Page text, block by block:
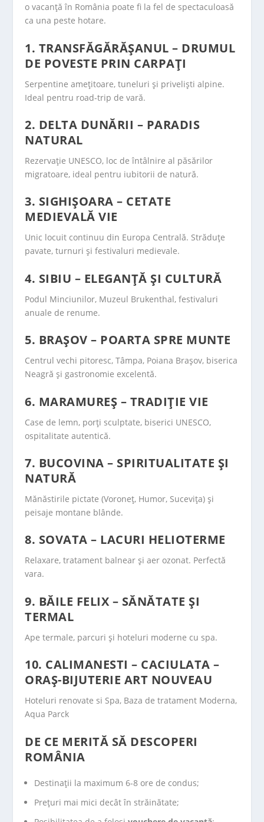
o vacanță în România poate fi la fel de spectaculoasă
ca una peste hotare.
1. TRANSFĂGĂRĂȘANUL – DRUMUL
DE POVESTE PRIN CARPAȚI
Serpentine amețitoare, tuneluri și priveliști alpine.
Ideal pentru road-trip de vară.
2. DELTA DUNĂRII – PARADIS
NATURAL
Rezervație UNESCO, loc de întâlnire al păsărilor
migratoare, ideal pentru iubitorii de natură.
3. SIGHIȘOARA – CETATE
MEDIEVALĂ VIE
Unic locuit continuu din Europa Centrală. Străduțe
pavate, turnuri și festivaluri medievale.
4. SIBIU – ELEGANȚĂ ȘI CULTURĂ
Podul Minciunilor, Muzeul Brukenthal, festivaluri
anuale de renume.
5. BRAȘOV – POARTA SPRE MUNTE
Centrul vechi pitoresc, Tâmpa, Poiana Brașov, biserica
Neagră și gastronomie excelentă.
6. MARAMUREȘ – TRADIȚIE VIE
Case de lemn, porți sculptate, biserici UNESCO,
ospitalitate autentică.
7. BUCOVINA – SPIRITUALITATE ȘI
NATURĂ
Mănăstirile pictate (Voroneț, Humor, Sucevița) și
peisaje montane blânde.
8. SOVATA – LACURI HELIOTERME
Relaxare, tratament balnear și aer ozonat. Perfectă
vara.
9. BĂILE FELIX – SĂNĂTATE ȘI
TERMAL
Ape termale, parcuri și hoteluri moderne cu spa.
10. CALIMANESTI – CACIULATA –
ORAȘ-BIJUTERIE ART NOUVEAU
Hoteluri renovate si Spa, Baza de tratament Moderna,
Aqua Parck
DE CE MERITĂ SĂ DESCOPERI
ROMÂNIA
Destinații la maximum 6-8 ore de condus;
Prețuri mai mici decât în străinătate;